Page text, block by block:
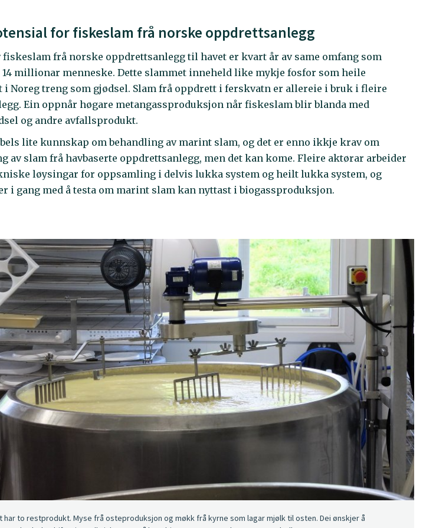
for fiskeslam frå norske oppdrettsanlegg
fiskeslam frå norske oppdrettsanlegg til havet er kvart år av same omfang som
millionar menneske. Dette slammet inneheld like mykje fosfor som heile
i Noreg treng som gjødsel. Slam frå oppdrett i ferskvatn er allereie i bruk i fleire
Ein oppnår høgare metangassproduksjon når fiskeslam blir blanda med
og andre avfallsprodukt.
lite kunnskap om behandling av marint slam, og det er enno ikkje krav om
av slam frå havbaserte oppdrettsanlegg, men det kan kome. Fleire aktørar arbeider
løysingar for oppsamling i delvis lukka system og heilt lukka system, og
i gang med å testa om marint slam kan nyttast i biogassproduksjon.
har to restprodukt. Myse frå osteproduksjon og møkk frå kyrne som lagar mjølk til osten. Dei ønskjer å